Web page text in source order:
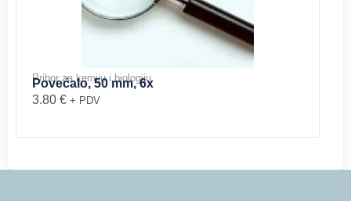
Pribor za kemiju i biologiju
Povećalo, 50 mm, 6x
3.80 € + PDV